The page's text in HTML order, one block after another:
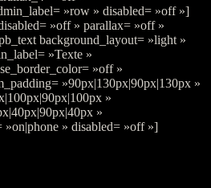
»row » disabled= »off »]
»off » parallax= »off »
background_layout= »light »
»Texte »
»off »
»90px|130px|90px|130px »
»
»
»on|phone » disabled= »off »]